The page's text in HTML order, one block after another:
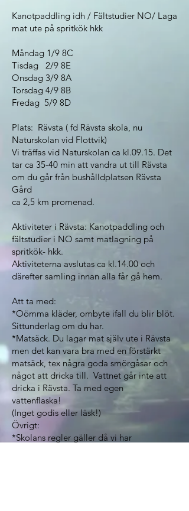
Kanotpaddling idh / Fältstudier NO/ Laga
mat ute på spritkök hkk
Måndag 1/9 8C
Tisdag 2/9 8E
Onsdag 3/9 8A
Torsdag 4/9 8B
Fredag 5/9 8D
Plats: Rävsta ( fd Rävsta skola, nu
Naturskolan vid Flottvik)
Vi träffas vid Naturskolan ca kl.09.15. Det
tar ca 35-40 min att vandra ut till Rävsta
om du går från bushålldplatsen Rävsta
Gård
ca 2,5 km promenad.
Aktiviteter i Rävsta: Kanotpaddling och
fältstudier i NO samt matlagning på
spritkök- hkk.
Aktiviteterna avslutas ca kl.14.00 och
därefter samling innan alla får gå hem.
Att ta med:
*Oömma kläder, ombyte ifall du blir blöt.
Sittunderlag om du har.
*Matsäck. Du lagar mat själv ute i Rävsta
men det kan vara bra med en förstärkt
matsäck, tex några goda smörgåsar och
något att dricka till. Vattnet går inte att
dricka i Rävsta. Ta med egen
vattenflaska!
(Inget godis eller läsk!)
Övrigt:
*Skolans regler gäller då vi har